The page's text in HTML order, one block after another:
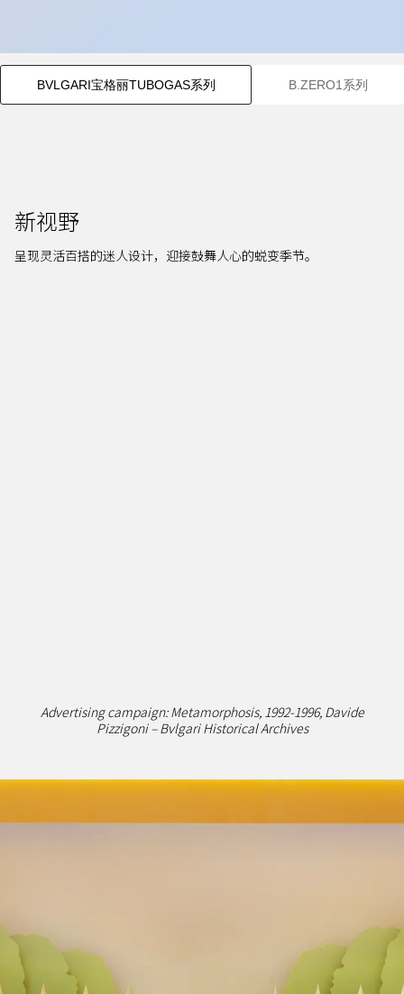
BVLGARI宝格丽TUBOGAS系列 B.ZERO1系列
新视野
呈现灵活百搭的迷人设计，迎接鼓舞人心的蜕变季节。
Advertising campaign: Metamorphosis, 1992-1996, Davide
Pizzigoni – Bvlgari Historical Archives